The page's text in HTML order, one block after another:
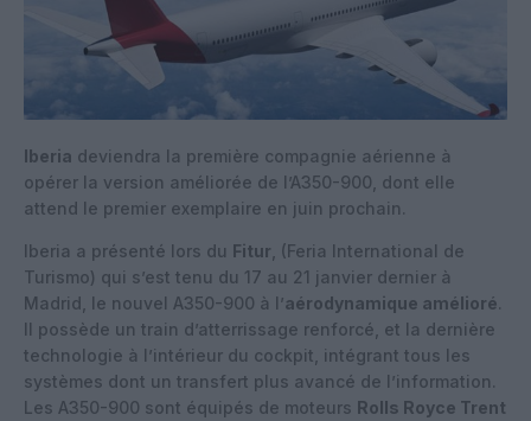
Iberia deviendra la première compagnie aérienne à
opérer la version améliorée de l’A350-900, dont elle
attend le premier exemplaire en juin prochain.
Iberia a présenté lors du Fitur , (Feria International de
Turismo) qui s’est tenu du 17 au 21 janvier dernier à
Madrid, le nouvel A350-900 à l’aérodynamique amélioré.
Il possède un train d’atterrissage renforcé, et la dernière
technologie à l’intérieur du cockpit, intégrant tous les
systèmes dont un transfert plus avancé de l’information.
Les A350-900 sont équipés de moteurs Rolls Royce Trent